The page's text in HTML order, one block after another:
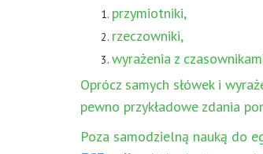
przymiotniki,
rzeczowniki,
wyrażenia z
Oprócz samych słówek i
pewno przykładowe zdania
Poza samodzielną nauką do